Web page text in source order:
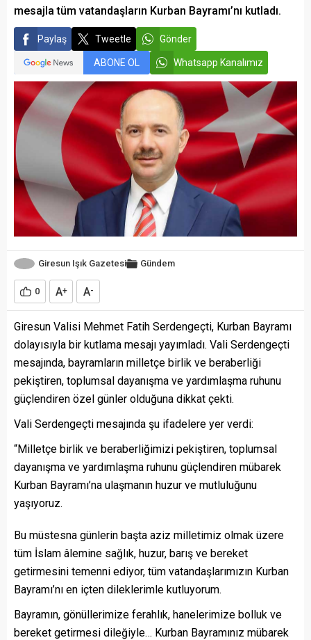
mesajla tüm vatandaşların Kurban Bayramı’nı kutladı.
Paylaş Tweetle Gönder
ABONE OL Whatsapp Kanalımız
Giresun Işık Gazetesi Gündem
0 A+ A-
Giresun Valisi Mehmet Fatih Serdengeçti, Kurban Bayramı
dolayısıyla bir kutlama mesajı yayımladı. Vali Serdengeçti
mesajında, bayramların milletçe birlik ve beraberliği
pekiştiren, toplumsal dayanışma ve yardımlaşma ruhunu
güçlendiren özel günler olduğuna dikkat çekti.
Vali Serdengeçti mesajında şu ifadelere yer verdi:
“Milletçe birlik ve beraberliğimizi pekiştiren, toplumsal
dayanışma ve yardımlaşma ruhunu güçlendiren mübarek
Kurban Bayramı’na ulaşmanın huzur ve mutluluğunu
yaşıyoruz.
Bu müstesna günlerin başta aziz milletimiz olmak üzere
tüm İslam âlemine sağlık, huzur, barış ve bereket
getirmesini temenni ediyor, tüm vatandaşlarımızın Kurban
Bayramı’nı en içten dileklerimle kutluyorum.
Bayramın, gönüllerimize ferahlık, hanelerimize bolluk ve
bereket getirmesi dileğiyle… Kurban Bayramınız mübarek